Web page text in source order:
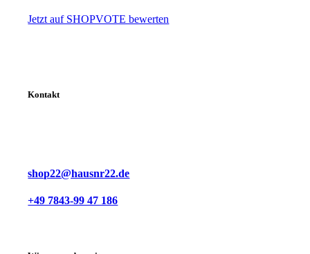
Jetzt auf SHOPVOTE bewerten
Kontakt
shop22@hausnr22.de
+49 7843-99 47 186